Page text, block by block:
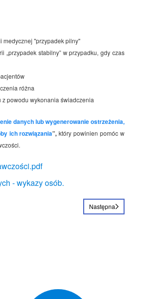
medycznej "przypadek pilny"
„przypadek stabilny” w przypadku, gdy czas
różna
powodu wykonania świadczenia
danych lub wygenerowanie ostrzeżenia,
ich rozwiązania”,który powinien pomóc w
- wykazy osób.
Następna